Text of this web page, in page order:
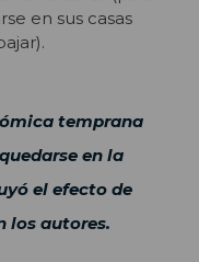
en sus casas
temprana
en la
el efecto de
los autores.